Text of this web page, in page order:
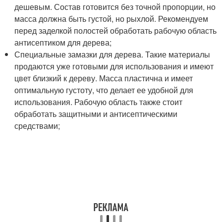
дешевым. Состав готовится без точной пропорции, но
масса должна быть густой, но рыхлой. Рекомендуем
перед заделкой полостей обработать рабочую область
антисептиком для дерева;
Специальные замазки для дерева. Такие материалы
продаются уже готовыми для использования и имеют
цвет близкий к дереву. Масса пластична и имеет
оптимальную густоту, что делает ее удобной для
использования. Рабочую область также стоит
обработать защитными и антисептическими
средствами;